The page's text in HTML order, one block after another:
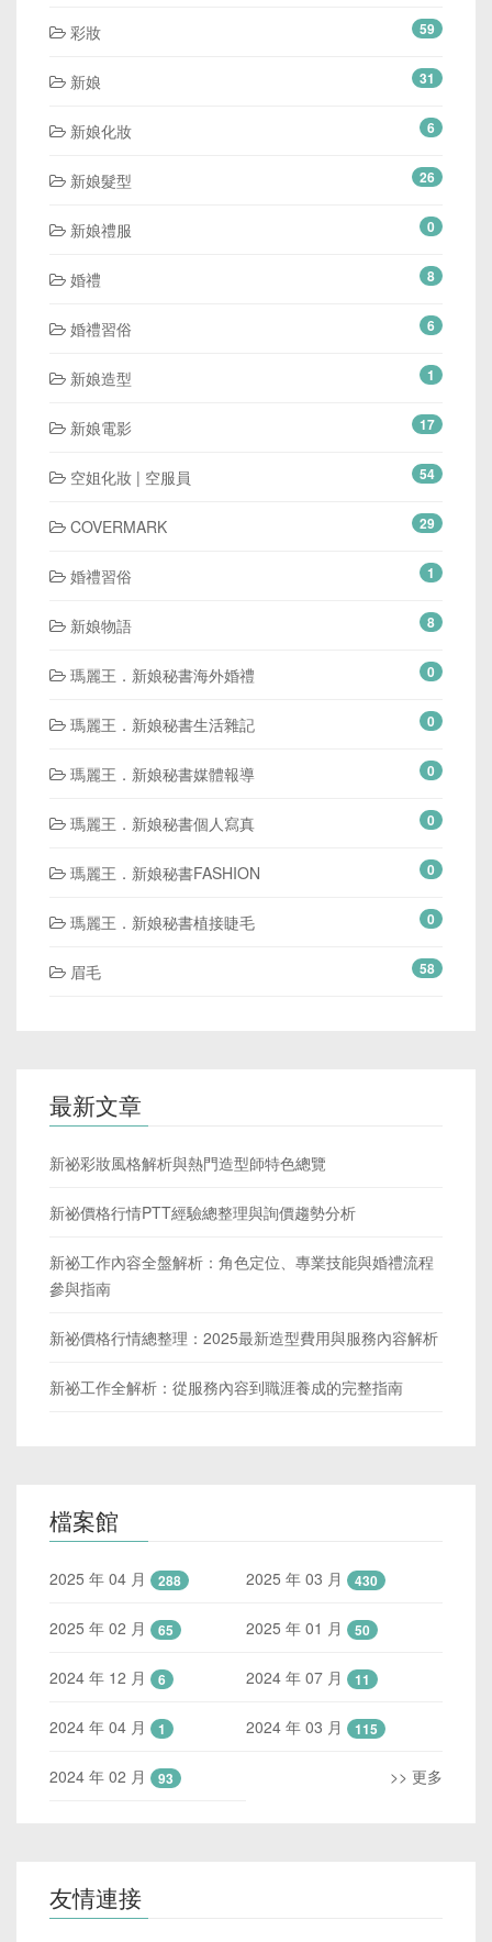
彩妝 59
新娘 31
新娘化妝 6
新娘髮型 26
新娘禮服 0
婚禮 8
婚禮習俗 6
新娘造型 1
新娘電影 17
空姐化妝 | 空服員 54
COVERMARK 29
婚禮習俗 1
新娘物語 8
瑪麗王．新娘秘書海外婚禮 0
瑪麗王．新娘秘書生活雜記 0
瑪麗王．新娘秘書媒體報導 0
瑪麗王．新娘秘書個人寫真 0
瑪麗王．新娘秘書FASHION 0
瑪麗王．新娘秘書植接睫毛 0
眉毛 58
最新文章
新祕彩妝風格解析與熱門造型師特色總覽
新祕價格行情PTT經驗總整理與詢價趨勢分析
新祕工作內容全盤解析：角色定位、專業技能與婚禮流程
參與指南
新祕價格行情總整理：2025最新造型費用與服務內容解析
新祕工作全解析：從服務內容到職涯養成的完整指南
檔案館
2025 年 04 月 288 2025 年 03 月 430
2025 年 02 月 65 2025 年 01 月 50
2024 年 12 月 6 2024 年 07 月 11
2024 年 04 月 1 2024 年 03 月 115
2024 年 02 月 93 >> 更多
友情連接